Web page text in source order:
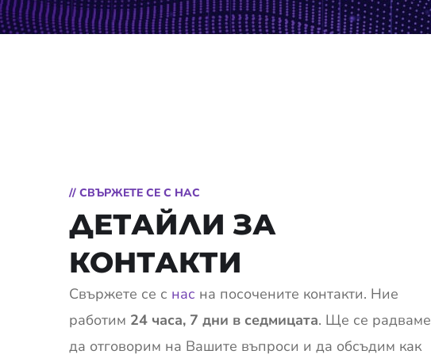
// СВЪРЖЕТЕ СЕ С НАС
ДЕТАЙЛИ ЗА
КОНТАКТИ
Свържете се с нас на посочените контакти. Ние
работим 24 часа, 7 дни в седмицата. Ще се радваме
да отговорим на Вашите въпроси и да обсъдим как